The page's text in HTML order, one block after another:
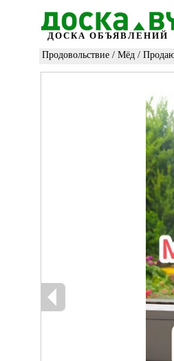
ДОСКА ОБЪЯВЛЕНИЙ
Продовольствие / Мёд /